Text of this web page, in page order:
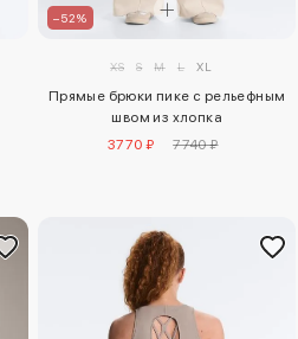
–52%
XS S M L XL
Прямые брюки пике с рельефным
швом из хлопка
3770 ₽
7740 ₽